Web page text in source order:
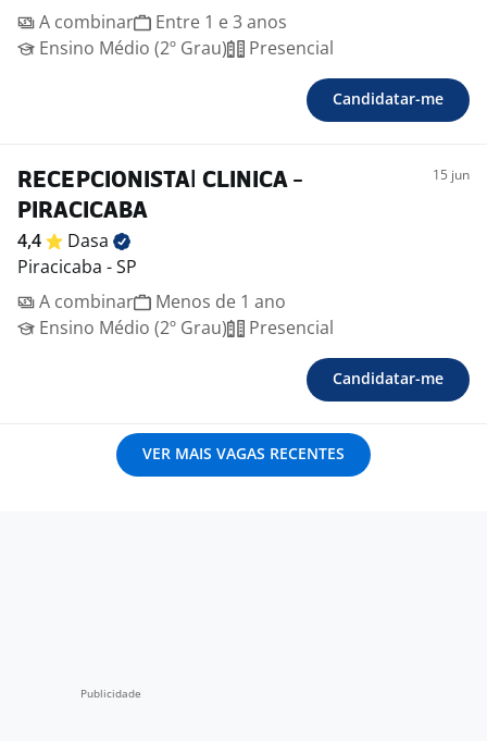
A combinar
Entre 1 e 3 anos
Ensino Médio (2º Grau)
Presencial
Candidatar-me
RECEPCIONISTA| CLINICA -
PIRACICABA
15 jun
4,4
Dasa
Piracicaba - SP
A combinar
Menos de 1 ano
Ensino Médio (2º Grau)
Presencial
Candidatar-me
VER MAIS VAGAS RECENTES